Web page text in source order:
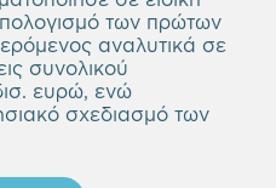
των πρώτων
αναλυτικά σε
συνολικού
ευρώ, ενώ
σχεδιασμό των